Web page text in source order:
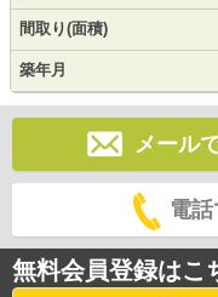
間取り(面積)
築年月
メール
電
無料会員登録はこ